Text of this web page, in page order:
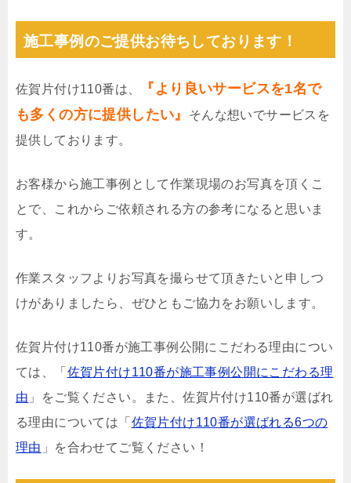
施工事例のご提供お待ちしております！
佐賀片付け110番は、
『より良いサービスを1名で
も多くの方に提供したい』
そんな想いでサービスを
提供しております。
お客様から施工事例として作業現場のお写真を頂くこ
とで、これからご依頼される方の参考になると思いま
す。
作業スタッフよりお写真を撮らせて頂きたいと申しつ
けがありましたら、ぜひともご協力をお願いします。
佐賀片付け110番が施工事例公開にこだわる理由につい
ては、「 佐賀片付け110番が施工事例公開にこだわる理
由 」をご覧ください。また、佐賀片付け110番が選ばれ
る理由については「 佐賀片付け110番が選ばれる6つの
理由 」を合わせてご覧ください！